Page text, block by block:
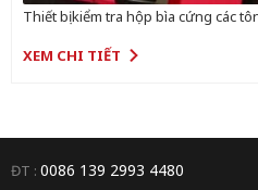
Thiết bị kiểm tra hộp bìa cứng các
XEM CHI TIẾT
ĐT : 0086 139 2993 4480